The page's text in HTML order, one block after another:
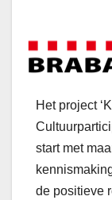
Het project
start met
de positieve